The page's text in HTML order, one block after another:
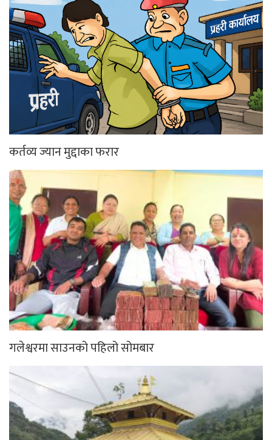
कर्तव्य ज्यान मुद्दाका फरार
गलेश्वरमा साउनको पहिलो सोमबार